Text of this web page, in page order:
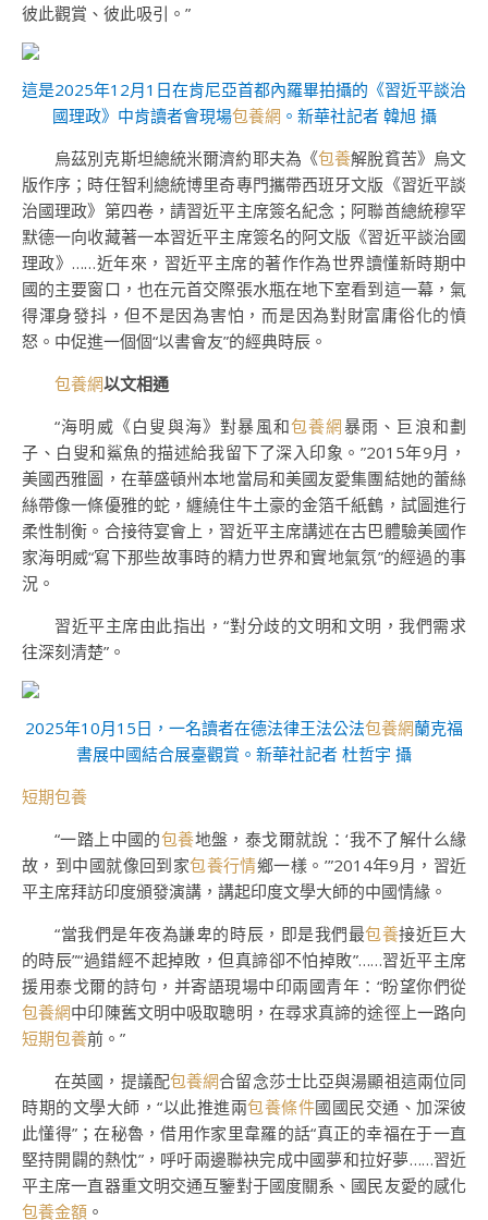
彼此觀賞、彼此吸引。”
這是2025年12月1日在肯尼亞首都內羅畢拍攝的《習近平談治
國理政》中肯讀者會現場包養網 。新華社記者 韓旭 攝
烏茲別克斯坦總統米爾濟約耶夫為《包養解脫貧苦》烏文
版作序；時任智利總統博里奇專門攜帶西班牙文版《習近平談
治國理政》第四卷，請習近平主席簽名紀念；阿聯酋總統穆罕
默德一向收藏著一本習近平主席簽名的阿文版《習近平談治國
理政》……近年來，習近平主席的著作作為世界讀懂新時期中
國的主要窗口，也在元首交際張水瓶在地下室看到這一幕，氣
得渾身發抖，但不是因為害怕，而是因為對財富庸俗化的憤
怒。中促進一個個“以書會友”的經典時辰。
包養網以文相通
“海明威《白叟與海》對暴風和包養網暴雨、巨浪和劃
子、白叟和鯊魚的描述給我留下了深入印象。”2015年9月，
美國西雅圖，在華盛頓州本地當局和美國友愛集團結她的蕾絲
絲帶像一條優雅的蛇，纏繞住牛土豪的金箔千紙鶴，試圖進行
柔性制衡。合接待宴會上，習近平主席講述在古巴體驗美國作
家海明威“寫下那些故事時的精力世界和實地氣氛”的經過的事
況。
習近平主席由此指出，“對分歧的文明和文明，我們需求
往深刻清楚”。
2025年10月15日，一名讀者在德法律王法公法包養網蘭克福
書展中國結合展臺觀賞。新華社記者 杜哲宇 攝
短期包養
“一踏上中國的包養地盤，泰戈爾就說：‘我不了解什么緣
故，到中國就像回到家包養行情鄉一樣。’”2014年9月，習近
平主席拜訪印度頒發演講，講起印度文學大師的中國情緣。
“當我們是年夜為謙卑的時辰，即是我們最包養接近巨大
的時辰”“過錯經不起掉敗，但真諦卻不怕掉敗”……習近平主席
援用泰戈爾的詩句，并寄語現場中印兩國青年：“盼望你們從
包養網中印陳舊文明中吸取聰明，在尋求真諦的途徑上一路向
短期包養前。”
在英國，提議配包養網合留念莎士比亞與湯顯祖這兩位同
時期的文學大師，“以此推進兩包養條件國國民交通、加深彼
此懂得”；在秘魯，借用作家里韋羅的話“真正的幸福在于一直
堅持開闢的熱忱”，呼吁兩邊聯袂完成中國夢和拉好夢……習近
平主席一直器重文明交通互鑒對于國度關系、國民友愛的感化
包養金額 。